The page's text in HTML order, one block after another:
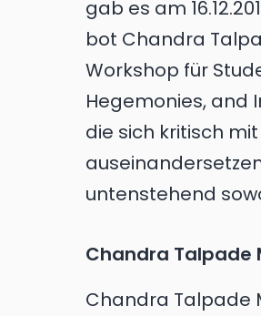
gab es am
bot Chandra
Workshop für
Hegemonies, and
die sich kritisch
untenstehend
Chandra Talpade
Chandra Talpade